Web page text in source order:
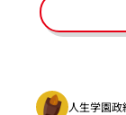
人生学園